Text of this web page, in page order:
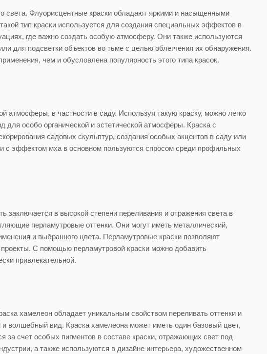
света. Флуорисцентные краски обладают яркими и насыщенными
тип краски используется для создания специальных эффектов в
где важно создать особую атмосферу. Они также используются
для подсветки объектов во тьме с целью облегчения их обнаружения.
чем и обусловлена популярность этого типа красок.
атмосферы, в частности в саду. Используя такую краску, можно легко
особо органической и эстетической атмосферы. Краска с
садовых скульптур, создания особых акцентов в саду или
с эффектом мха в основном пользуются спросом среди профильных
в высокой степени переливания и отражения света в
перламутровые оттенки. Они могут иметь металлический,
и выбранного цвета. Перламутровые краски позволяют
С помощью перламутровой краски можно добавить
привлекательной.
хамелеон обладает уникальным свойством переливать оттенки и
волшебный вид. Краска хамелеона может иметь один базовый цвет,
за счет особых пигментов в составе краски, отражающих свет под
а также используются в дизайне интерьера, художественном